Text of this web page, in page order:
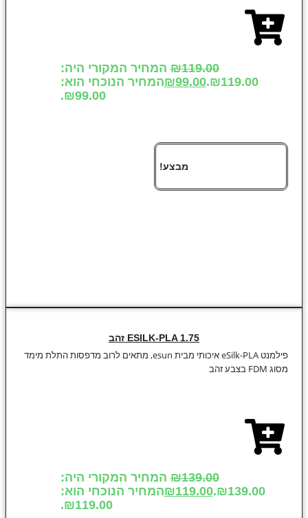
₪119.00
המחיר המקורי היה:
₪119.00.
₪99.00
המחיר הנוכחי הוא:
₪99.00.
מבצע!
ESILK-PLA 1.75 זהב
פילמנט eSilk-PLA איכותי מבית esun, מתאים לרוב מדפסות התלת מימד
מסוג FDM בצבע זהב
₪139.00
המחיר המקורי היה:
₪139.00.
₪119.00
המחיר הנוכחי הוא:
₪119.00.